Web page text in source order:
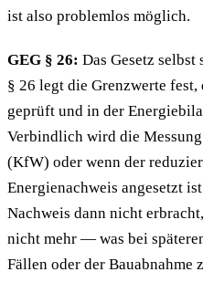
ist also problemlos möglich.
GEG § 26: Das Gesetz
§ 26 legt die Grenzwerte
geprüft und in der
Verbindlich wird die
(KfW) oder wenn der
Energienachweis angesetzt
Nachweis dann nicht
nicht mehr — was bei
Fällen oder der Bauabnahme